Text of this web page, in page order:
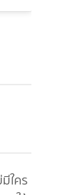
ใคร